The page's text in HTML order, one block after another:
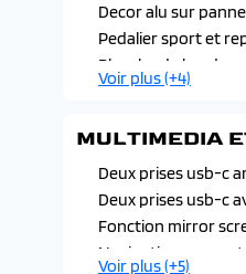
Decor alu sur
Pedalier sport et
Planche de bord
Sellerie tri-matieres
Surtapis avant/
Voir plus (+4)
MULTIMEDIA
Deux prises usb-c
Deux prises usb-c
Fonction mirror
Navigation
Voir plus (+5)